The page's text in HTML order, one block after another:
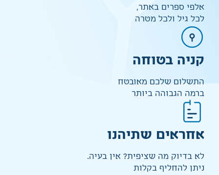
אלפי ספרים באתר,
לכל גיל ולכל מטרה
קניה בטוחה
התשלום שלכם מאובטח
ברמה הגבוהה ביותר
אחראים שתיהנו
לא בדיוק מה שציפית? אין בעיה.
ניתן להחליף בקלות